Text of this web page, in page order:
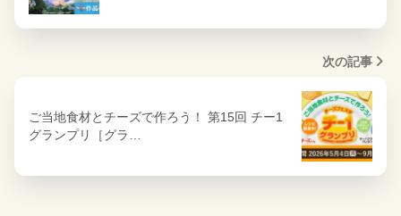
次の記事
ご当地食材とチーズで作ろう！ 第15回 チー1
グランプリ［グラ…